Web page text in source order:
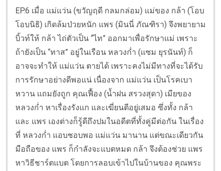
EP.6 เมื่อ แม่แว่น (ขวัญฤดี กลมกล่อม) แม่ของ กล้า (โอบ
โอบนิธิ) เกิดล้มป่วยหนัก แพร (มินนี่ ภัณฑิรา) จึงพยายาม
บิ้วท์ให้ กล้า ไถ่ตัวเป็น “ไท” ออกมาเพื่อรักษาแม่ เพราะ
ถ้ายังเป็น “ทาส” อยู่ในเรือน หลวงก่ำ (แซม ยุรนันท์) ก็
อาจจะทำให้ แม่แว่น ตายได้ เพราะคงไม่มีทางที่จะได้รับ
การรักษาอย่างดีพอแน่ เนื่องจาก แม่แว่น เป็นโรคเบา
หวาน แถมยังถูก คุณเฟื้อง (น้ำฝน สรวงสุดา) เมียของ
หลวงก่ำ หาเรื่องรังแก และเฆี่ยนตีอยู่เสมอ ซึ่งทั้ง กล้า
และ แพร เองต่างก็รู้ดีถึงปมในอดีตที่ทั้งคู่มีต่อกัน ในเรื่อง
ที่ หลวงก่ำ แอบชอบพอ แม่แว่น มานาน แต่ขณะเดียวกัน
มือถือของ แพร ก็กำลังจะแบตหมด กล้า จึงต้องช่วย แพร
หาวิธีชาร์ตแบต โดยการลอบเข้าไปในบ้านของ คุณพระ